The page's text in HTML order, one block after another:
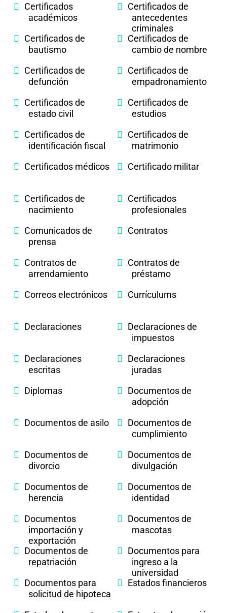
Certificados
académicos
Certificados de
antecedentes
criminales
Certificados de
bautismo
Certificados de
cambio de nombre
Certificados de
defunción
Certificados de
empadronamiento
Certificados de
estado civil
Certificados de
estudios
Certificados de
identificación fiscal
Certificados de
matrimonio
Certificados médicos
Certificado militar
Certificados de
nacimiento
Certificados
profesionales
Comunicados de
prensa
Contratos
Contratos de
arrendamiento
Contratos de
préstamo
Correos electrónicos
Currículums
Declaraciones
Declaraciones de
impuestos
Declaraciones
escritas
Declaraciones
juradas
Diplomas
Documentos de
adopción
Documentos de asilo
Documentos de
cumplimiento
Documentos de
divorcio
Documentos de
divulgación
Documentos de
herencia
Documentos de
identidad
Documentos
importación y
exportación
Documentos de
mascotas
Documentos de
repatriación
Documentos para
ingreso a la
universidad
Documentos para
solicitud de hipoteca
Estados financieros